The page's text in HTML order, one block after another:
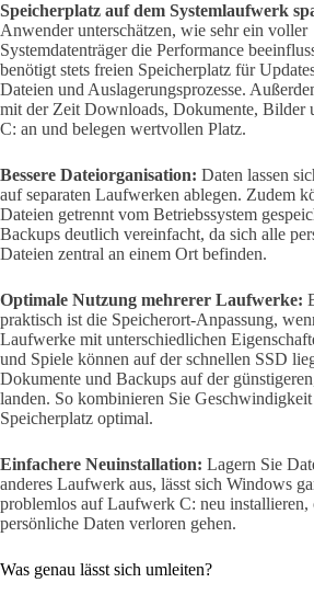
Speicherplatz auf dem Systemlaufwerk
Anwender unterschätzen, wie sehr ein voller
Systemdatenträger die Performance
benötigt stets freien Speicherplatz für
Dateien und Auslagerungsprozesse.
mit der Zeit Downloads, Dokumente, Bilder
C: an und belegen wertvollen Platz.
Bessere Dateiorganisation: Daten lassen
auf separaten Laufwerken ablegen. Zudem
Dateien getrennt vom Betriebssystem
Backups deutlich vereinfacht, da sich alle
Dateien zentral an einem Ort befinden.
Optimale Nutzung mehrerer Laufwerke:
praktisch ist die Speicherort-Anpassung,
Laufwerke mit unterschiedlichen
und Spiele können auf der schnellen SSD
Dokumente und Backups auf der
landen. So kombinieren Sie
Speicherplatz optimal.
Einfachere Neuinstallation: Lagern Sie
anderes Laufwerk aus, lässt sich Windows
problemlos auf Laufwerk C: neu installieren,
persönliche Daten verloren gehen.
Was genau lässt sich umleiten?